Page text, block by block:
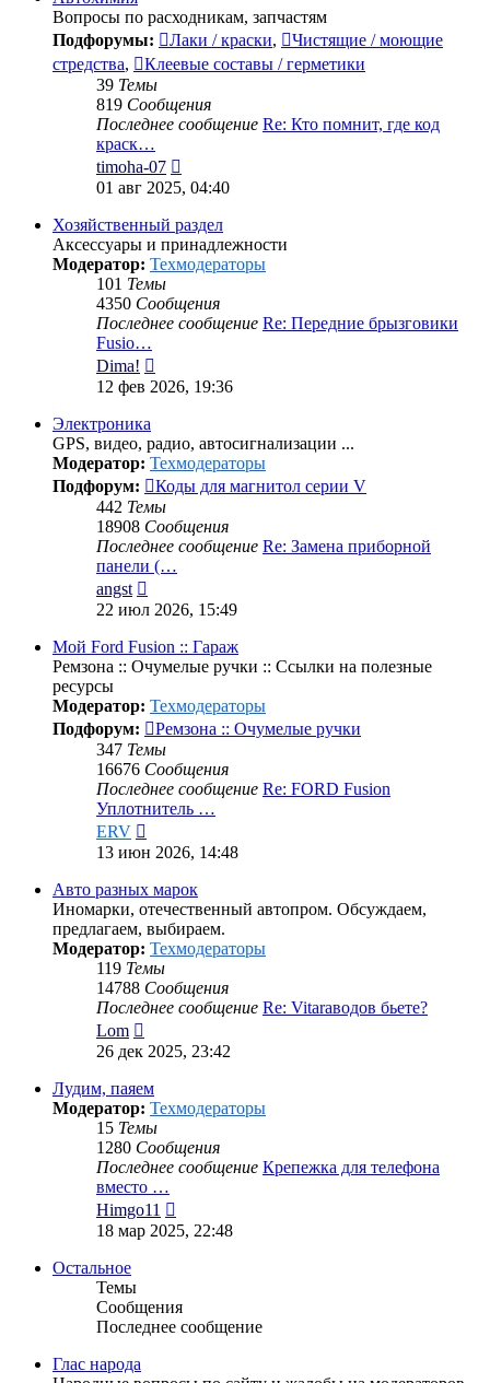
Вопросы по расходникам, запчастям
Подфорумы:
Лаки / краски,
Чистящие / моющие
стредства,
Клеевые составы / герметики
39 Темы
819 Сообщения
Последнее сообщение Re: Кто помнит, где код
краск…
timoha-07
сообщению
01 авг 2025, 04:40
Хозяйственный раздел
Аксессуары и принадлежности
Модератор: Техмодераторы
101 Темы
4350 Сообщения
Последнее сообщение Re: Передние брызговики
Fusio…
Dima!
к
12 фев 2026, 19:36
Электроника
GPS, видео, радио, автосигнализации ...
Модератор: Техмодераторы
Подфорум:
Коды для магнитол серии V
442 Темы
18908 Сообщения
Последнее сообщение Re: Замена приборной
панели (…
angst
к
сообщению
22 июл 2026, 15:49
Мой Ford Fusion :: Гараж
Ремзона :: Очумелые ручки :: Ссылки на полезные
ресурсы
Модератор: Техмодераторы
Подфорум:
Ремзона :: Очумелые ручки
347 Темы
16676 Сообщения
Последнее сообщение Re: FORD Fusion
Уплотнитель …
ERV
к
сообщению
13 июн 2026, 14:48
Авто разных марок
Иномарки, отечественный автопром. Обсуждаем,
предлагаем, выбираем.
Модератор: Техмодераторы
119 Темы
14788 Сообщения
Последнее сообщение Re: Vitaraводов бьете?
Lom
к
сообщению
26 дек 2025, 23:42
Лудим, паяем
Модератор: Техмодераторы
15 Темы
1280 Сообщения
Последнее сообщение Крепежка для телефона
вместо …
Himgo11
к
18 мар 2025, 22:48
Остальное
Темы
Сообщения
Последнее сообщение
Глас народа